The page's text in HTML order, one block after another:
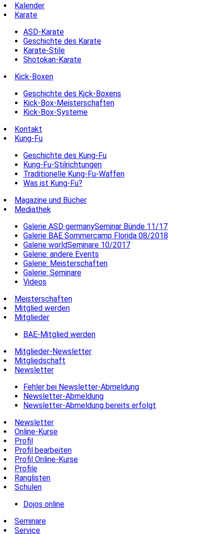
Kalender
Karate
ASD-Karate
Geschichte des Karate
Karate-Stile
Shotokan-Karate
Kick-Boxen
Geschichte des Kick-Boxens
Kick-Box-Meisterschaften
Kick-Box-Systeme
Kontakt
Kung-Fu
Geschichte des Kung-Fu
Kung-Fu-Stilrichtungen
Traditionelle Kung-Fu-Waffen
Was ist Kung-Fu?
Magazine und Bücher
Mediathek
Galerie ASD germanySeminar Bünde 11/17
Galerie BAE Sommercamp Florida 08/2018
Galerie worldSeminare 10/2017
Galerie: andere Events
Galerie: Meisterschaften
Galerie: Seminare
Videos
Meisterschaften
Mitglied werden
Mitglieder
BAE-Mitglied werden
Mitglieder-Newsletter
Mitgliedschaft
Newsletter
Fehler bei Newsletter-Abmeldung
Newsletter-Abmeldung
Newsletter-Abmeldung bereits erfolgt
Newsletter
Online-Kurse
Profil
Profil bearbeiten
Profil Online-Kurse
Profile
Ranglisten
Schulen
Dojos online
Seminare
Service